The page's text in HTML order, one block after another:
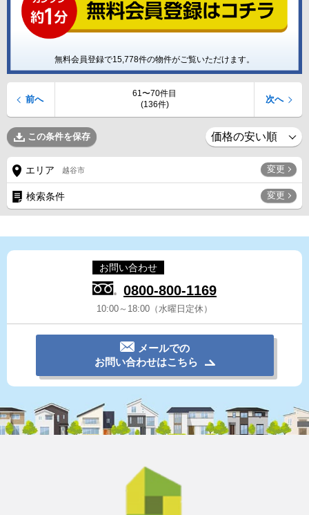
無料会員登録で15,778件の物件がご覧いただけます。
61〜70件目
(136件)
前へ 次へ
この条件を保存
エリア 越谷市 変更
検索条件 変更
お問い合わせ
0800-800-1169
10:00～18:00（水曜日定休）
メールでの
お問い合わせはこちら